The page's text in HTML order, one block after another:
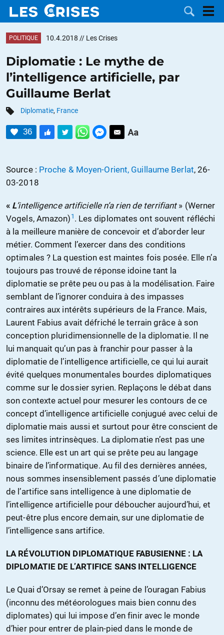
DOSSIERS
CATÉGORIES
MOTS CLÉS
CONTACTER
FAIRE UN
DON
POLITIQUE 10.4.2018 // Les Crises
Diplomatie : Le mythe de
l’intelligence artificielle, par
Guillaume Berlat
Diplomatie, France
36
Source : Proche & Moyen-Orient, Guillaume Berlat, 26-
03-2018
« L’intelligence artificielle n’a rien de terrifiant» (Werner
Vogels, Amazon) 1 . Les diplomates ont souvent réfléchi
à la meilleure manière de concevoir et d’aborder leur
métier. Comment l’exercer dans des conditions
optimales ? La question est maintes fois posée. Elle n’a
toujours pas trouvé de réponse idoine tant la
diplomatie se prête peu ou pas à la modélisation. Faire
semblant de l’ignorer conduira à des impasses
contraires aux intérêts supérieurs de la France. Mais,
Laurent Fabius avait défriché le terrain grâce à son
conception pluridimensionnelle de la diplomatie. Il ne
lui manquait qu’un pas à franchir pour passer à la
diplomatie de l’intelligence artificielle, ce qui lui aurait
évité quelques monumentales bourdes diplomatiques
comme sur le dossier syrien. Replaçons le débat dans
son contexte actuel pour mesurer les contours de ce
concept d’intelligence artificielle conjugué avec celui de
diplomatie mais aussi et surtout pour être conscient de
ses limites intrinsèques. La diplomatie n’est pas une
science. Elle est un art qui se prête peu au langage
binaire de l’informatique. Au fil des dernières années,
nous sommes insensiblement passés d’une diplomatie
de l’artifice sans intelligence à une diplomatie de
l’intelligence artificielle pour déboucher aujourd’hui, et
peut-être plus encore demain, sur une diplomatie de
l’intelligence sans artifice.
LA RÉVOLUTION DIPLOMATIQUE FABUSIENNE : LA
DIPLOMATIE DE L’ARTIFICE SANS INTELLIGENCE
Le Quai d’Orsay se remet à peine de l’ouragan Fabius
(inconnu des météorologues mais bien connu des
diplomates) qui lui impose d’en finir avec le monde
d’hier pour entrer de plain-pied dans le monde de